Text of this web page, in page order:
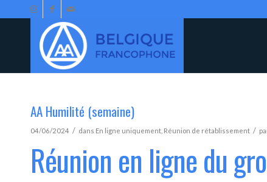
AA Humilité (semaine)
04/06/2024 / dans En ligne uniquement Réunion de rétablissement /
Réunion en ligne du